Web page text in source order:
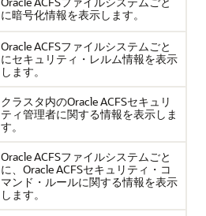
に暗号化情報を表示します。
Oracle ACFSファイルシステムごと
にセキュリティ・レルム情報を表示
します。
クラスタ内のOracle ACFSセキュリ
ティ管理者に関する情報を表示しま
す。
Oracle ACFSファイルシステムごと
に、Oracle ACFSセキュリティ・コ
マンド・ルールに関する情報を表示
します。